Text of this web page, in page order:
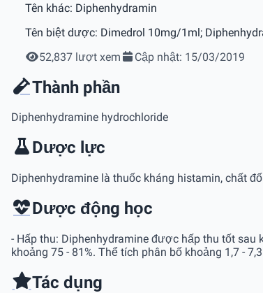
Tên khác: Diphenhydramin
Tên biệt dược: Dimedrol 10mg/1ml;
52,837 lượt xem
Cập nhật: 15/03/2019
Thành phần
Diphenhydramine hydrochloride
Dược lực
Diphenhydramine là thuốc kháng histamin, chất
Dược động học
- Hấp thu: Diphenhydramine được hấp thu tốt
khoảng 75 - 81%. Thể tích phân bố khoảng 1,7 -
Tác dụng